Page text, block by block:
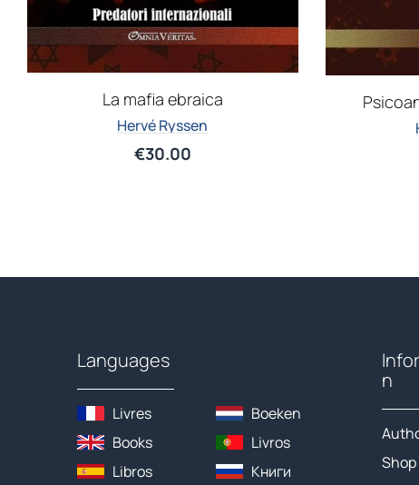
La mafia ebraica
Hervé Ryssen
€30.00
Languages
Livres
Books
Libros
Boeken
Livros
Книги
n
Shop